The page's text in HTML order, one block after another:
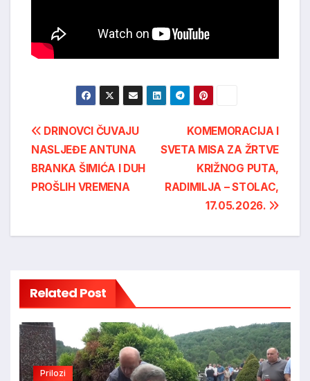
Post
navigation
KOMEMORACIJA I
SVETA MISA ZA ŽRTVE
KRIŽNOG PUTA,
RADIMILJA – STOLAC,
17.05.2026.
DRINOVCI ČUVAJU
NASLJEĐE ANTUNA
BRANKA ŠIMIĆA I DUH
PROŠLIH VREMENA
Related Post
Prilozi